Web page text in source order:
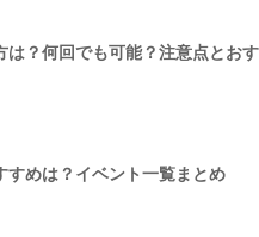
は？何回でも可能？注意点とお
すめは？イベント一覧まとめ